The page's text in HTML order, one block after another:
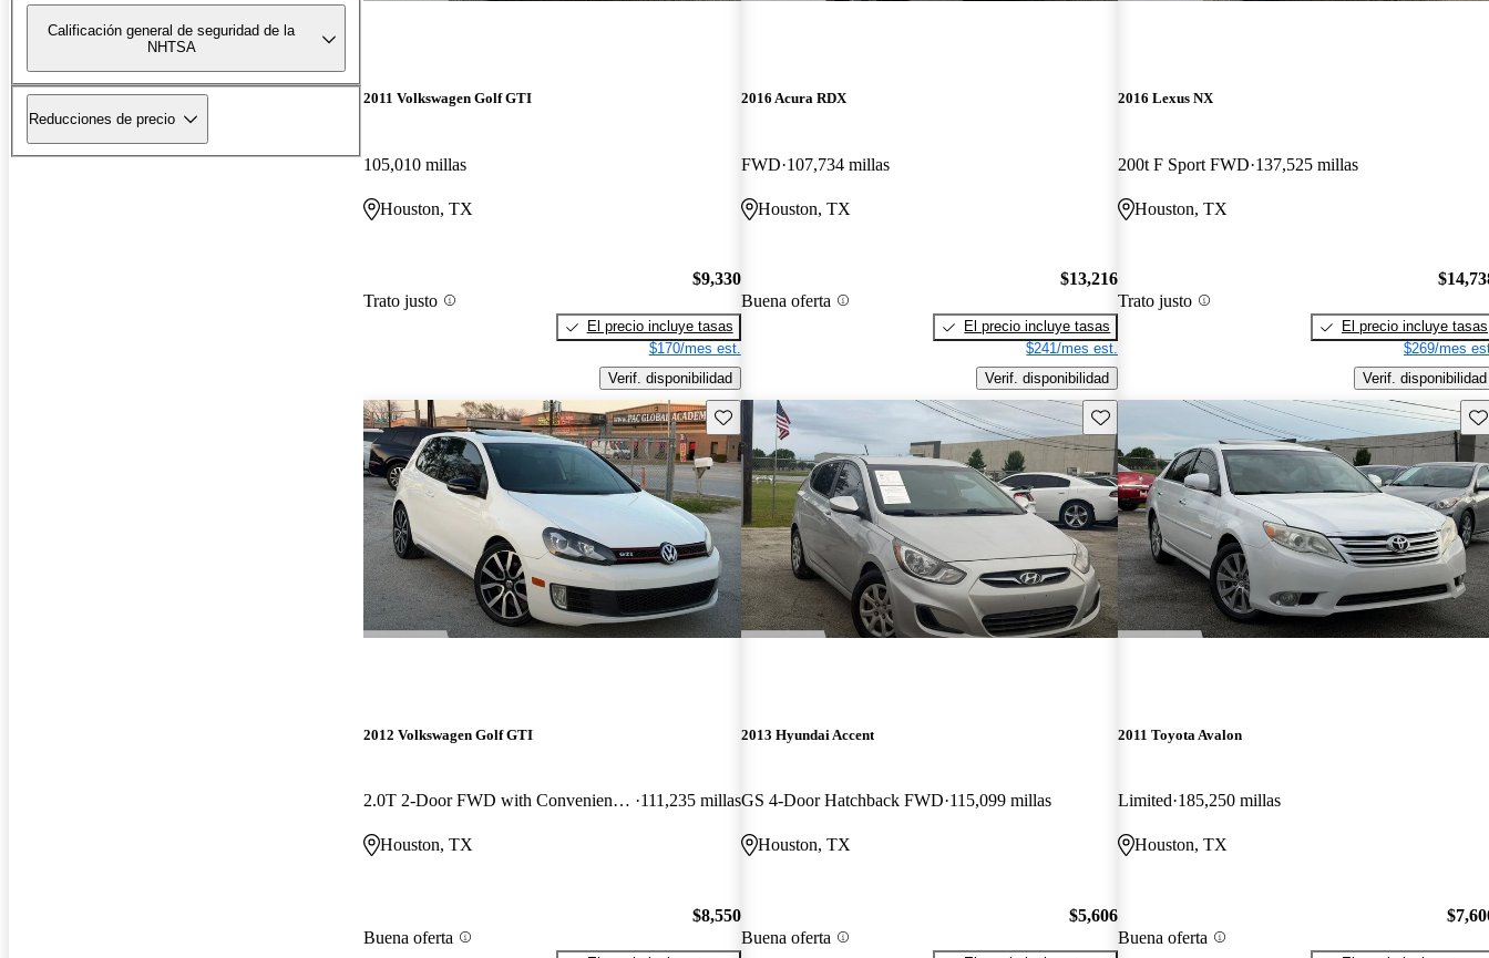
Calificación general de seguridad de la
NHTSA
Reducciones de precio
2011 Volkswagen Golf GTI
105,010 millas
Houston, TX
Trato justo
$9,330
El precio incluye tasas
$170/mes est.
Verif. disponibilidad
2016 Acura RDX
FWD 107,734 millas
Houston, TX
Buena oferta
$13,216
El precio incluye tasas
$241/mes est.
Verif. disponibilidad
2016 Lexus NX
200t F Sport FWD 137,525 millas
Houston, TX
Trato justo
El precio incluye tasas
$269/mes
Verif. disponibilidad
Guarda este Aviso
2012 Volkswagen Golf GTI
2.0T 2-Door FWD with Convenience and Sunroof 111,235 millas
Houston, TX
Buena oferta
$8,550
Guarda este Aviso
2013 Hyundai Accent
GS 4-Door Hatchback FWD 115,099 millas
Houston, TX
Buena oferta
$5,606
2011 Toyota Avalon
Limited 185,250 millas
Houston, TX
Buena oferta